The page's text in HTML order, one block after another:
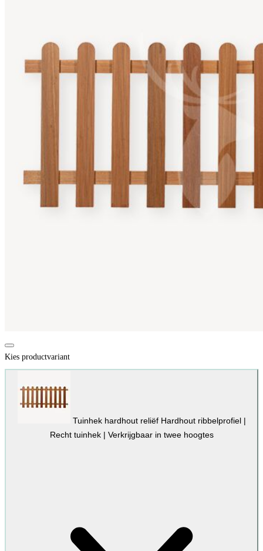
Kies productvariant
Tuinhek hardhout reliëf Hardhout ribbelprofiel |
Recht tuinhek | Verkrijgbaar in twee hoogtes